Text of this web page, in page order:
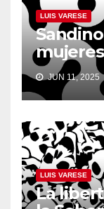
LUIS VARESE
JUN 11, 2025
LUIS VARESE
La